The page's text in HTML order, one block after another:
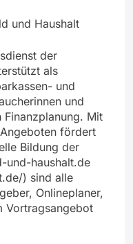
und Haushalt
der
als
und
und
Mit
fördert
Bildung der
und-haushalt.de
) sind alle
Onlineplaner,
Vortragsangebot